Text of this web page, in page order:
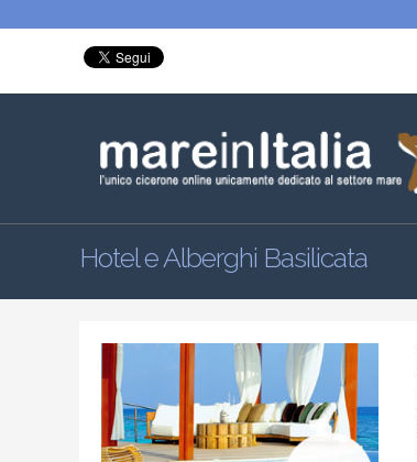
Hotel e Alberghi Basilicata